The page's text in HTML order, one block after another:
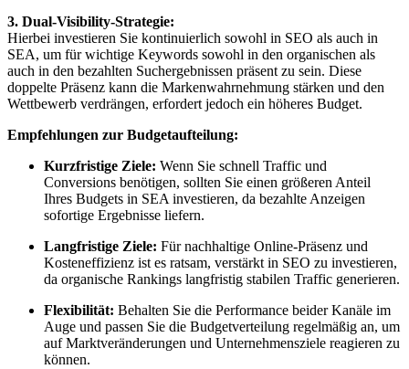
3. Dual-Visibility-Strategie:
Hierbei investieren Sie kontinuierlich sowohl in SEO als auch in
SEA, um für wichtige Keywords sowohl in den organischen als
auch in den bezahlten Suchergebnissen präsent zu sein. Diese
doppelte Präsenz kann die Markenwahrnehmung stärken und den
Wettbewerb verdrängen, erfordert jedoch ein höheres Budget.
Empfehlungen zur Budgetaufteilung:
Kurzfristige Ziele: Wenn Sie schnell Traffic und
Conversions benötigen, sollten Sie einen größeren Anteil
Ihres Budgets in SEA investieren, da bezahlte Anzeigen
sofortige Ergebnisse liefern.
Langfristige Ziele: Für nachhaltige Online-Präsenz und
Kosteneffizienz ist es ratsam, verstärkt in SEO zu investieren,
da organische Rankings langfristig stabilen Traffic generieren.
Flexibilität: Behalten Sie die Performance beider Kanäle im
Auge und passen Sie die Budgetverteilung regelmäßig an, um
auf Marktveränderungen und Unternehmensziele reagieren zu
können.